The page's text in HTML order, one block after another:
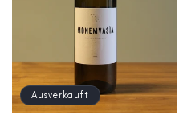
Ausverkauft